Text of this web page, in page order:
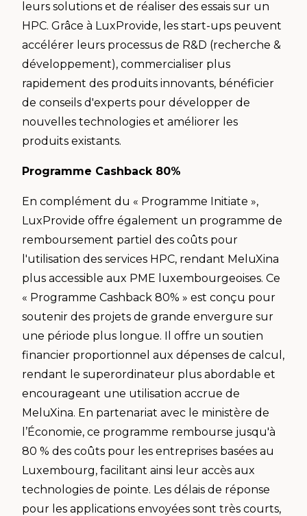
leurs solutions et de réaliser des essais sur un
HPC. Grâce à LuxProvide, les start-ups peuvent
accélérer leurs processus de R&D (recherche &
développement), commercialiser plus
rapidement des produits innovants, bénéficier
de conseils d'experts pour développer de
nouvelles technologies et améliorer les
produits existants.
Programme Cashback 80%
En complément du « Programme Initiate »,
LuxProvide offre également un programme de
remboursement partiel des coûts pour
l'utilisation des services HPC, rendant MeluXina
plus accessible aux PME luxembourgeoises. Ce
« Programme Cashback 80% » est conçu pour
soutenir des projets de grande envergure sur
une période plus longue. Il offre un soutien
financier proportionnel aux dépenses de calcul,
rendant le superordinateur plus abordable et
encourageant une utilisation accrue de
MeluXina. En partenariat avec le ministère de
l’Économie, ce programme rembourse jusqu'à
80 % des coûts pour les entreprises basées au
Luxembourg, facilitant ainsi leur accès aux
technologies de pointe. Les délais de réponse
pour les applications envoyées sont très courts,